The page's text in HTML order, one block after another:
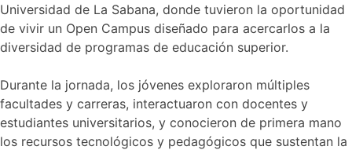
Universidad de La Sabana, donde tuvieron la oportunidad
de vivir un Open Campus diseñado para acercarlos a la
diversidad de programas de educación superior.
Durante la jornada, los jóvenes exploraron múltiples
facultades y carreras, interactuaron con docentes y
estudiantes universitarios, y conocieron de primera mano
los recursos tecnológicos y pedagógicos que sustentan la